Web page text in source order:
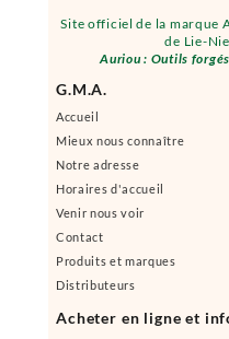
Site officiel de la marque
de Lie-
Auriou : Outils
G.M.A.
Accueil
Mieux nous connaître
Notre adresse
Horaires d'accueil
Venir nous voir
Contact
Produits et marques
Distributeurs
Acheter en ligne et